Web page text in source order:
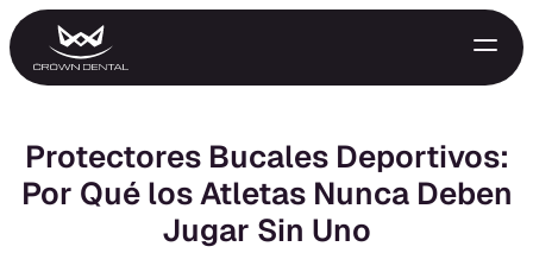
Protectores Bucales Deportivos:
Por Qué los Atletas Nunca Deben
Jugar Sin Uno